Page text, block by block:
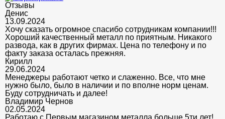
Отзывы
Денис
13.09.2024
Хочу сказать огромное спасибо сотрудникам компании!!!
Хороший качественный металл по приятным. Никакого
развода, как в других фирмах. Цена по телефону и по
факту заказа осталась прежняя.
Кирилл
29.06.2024
Менеджеры работают четко и слаженно. Все, что мне
нужно было, было в наличии и по вполне норм ценам.
Буду сотрудничать и далее!
Владимир Чернов
02.05.2024
Работаю с Первым магазином металла больше 5ти лет!